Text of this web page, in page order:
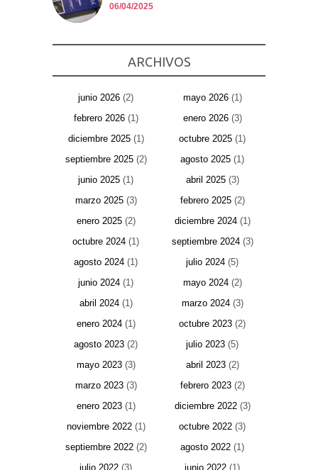
06/04/2025
ARCHIVOS
junio 2026 (2) mayo 2026(1)
febrero 2026(1) enero 2026(3)
diciembre 2025(1) octubre 2025 (1)
septiembre 2025(2) agosto 2025 (1)
junio 2025 (1) abril 2025(3)
marzo 2025(3) febrero 2025(2)
enero 2025(2) diciembre 2024(1)
octubre 2024 (1) septiembre 2024(3)
agosto 2024 (1) julio 2024 (5)
junio 2024 (1) mayo 2024(2)
abril 2024(1) marzo 2024(3)
enero 2024(1) octubre 2023 (2)
agosto 2023 (2) julio 2023 (5)
mayo 2023(3) abril 2023(2)
marzo 2023(3) febrero 2023(2)
enero 2023(1) diciembre 2022(3)
noviembre 2022(1) octubre 2022 (3)
septiembre 2022(2) agosto 2022 (1)
julio 2022 (3) junio 2022 (1)